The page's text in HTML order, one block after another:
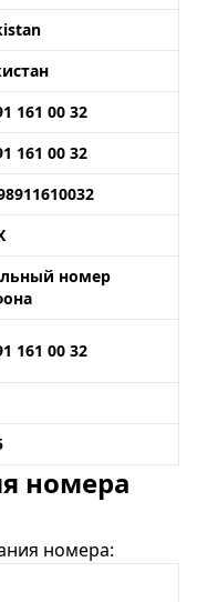
161 00 32
161 00 32
номер
161 00 32
номера
номера: